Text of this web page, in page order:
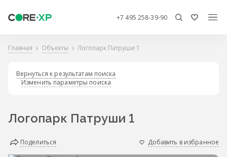
+7 495 258-39-90
Главная Объекты Логопарк Патруши 1
Вернуться к результатам поиска
Изменить параметры поиска
Логопарк Патруши 1
Поделиться Добавить в избранное